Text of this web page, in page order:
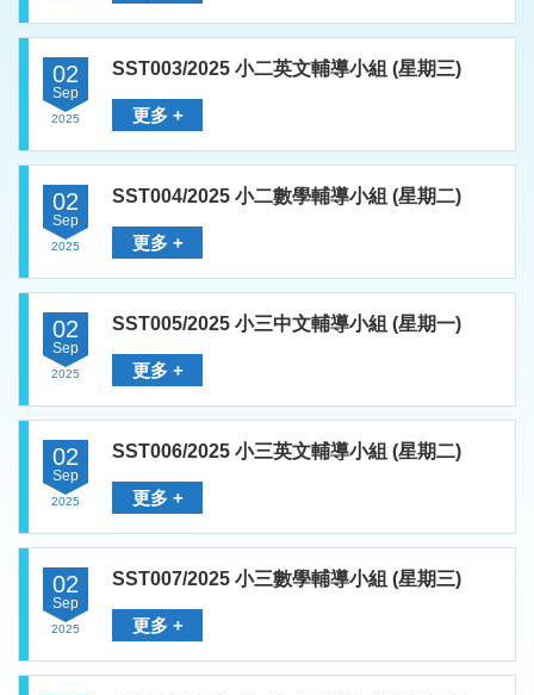
02
Sep
2025
SST003/2025 小二英文輔導小組 (星期三)
更多 +
02
Sep
2025
SST004/2025 小二數學輔導小組 (星期二)
更多 +
02
Sep
2025
SST005/2025 小三中文輔導小組 (星期一)
更多 +
02
Sep
2025
SST006/2025 小三英文輔導小組 (星期二)
更多 +
02
Sep
2025
SST007/2025 小三數學輔導小組 (星期三)
更多 +